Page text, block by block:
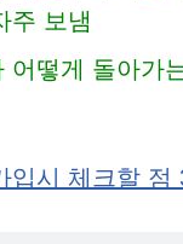
주 보냄
어떻게 돌아가
입시 체크할 점